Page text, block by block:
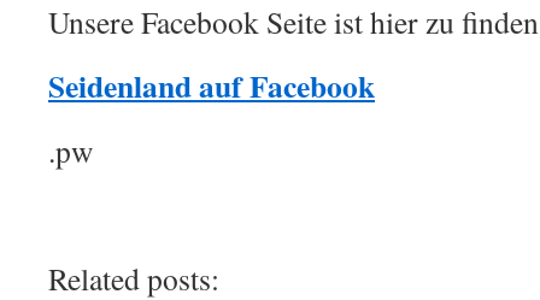
Unsere Facebook Seite ist hier zu
Seidenland auf Facebook
.pw
Related posts: